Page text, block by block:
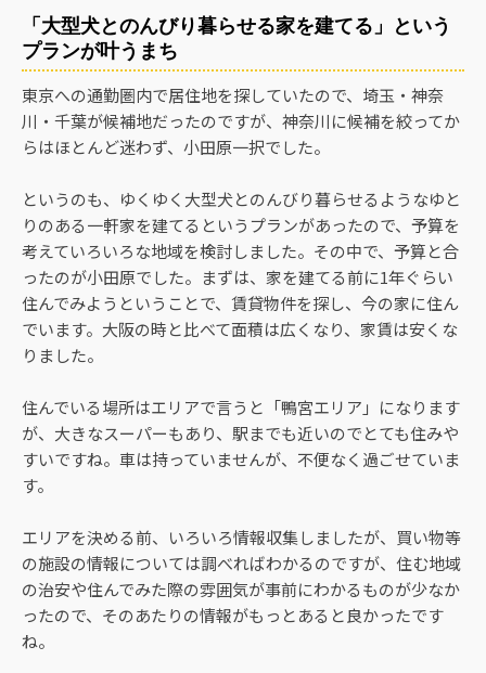
「大型犬とのんびり暮らせる家を建てる」という
プランが叶うまち
東京への通勤圏内で居住地を探していたので、埼玉・神奈
川・千葉が候補地だったのですが、神奈川に候補を絞ってか
らはほとんど迷わず、小田原一択でした。
というのも、ゆくゆく大型犬とのんびり暮らせるようなゆと
りのある一軒家を建てるというプランがあったので、予算を
考えていろいろな地域を検討しました。その中で、予算と合
ったのが小田原でした。まずは、家を建てる前に1年ぐらい
住んでみようということで、賃貸物件を探し、今の家に住ん
でいます。大阪の時と比べて面積は広くなり、家賃は安くな
りました。
住んでいる場所はエリアで言うと「鴨宮エリア」になります
が、大きなスーパーもあり、駅までも近いのでとても住みや
すいですね。車は持っていませんが、不便なく過ごせていま
す。
エリアを決める前、いろいろ情報収集しましたが、買い物等
の施設の情報については調べればわかるのですが、住む地域
の治安や住んでみた際の雰囲気が事前にわかるものが少なか
ったので、そのあたりの情報がもっとあると良かったです
ね。